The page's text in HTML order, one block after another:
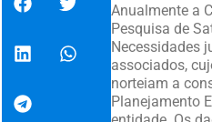
Anualmente a
Pesquisa de
Necessidades
associados,
norteiam a
Planejamento